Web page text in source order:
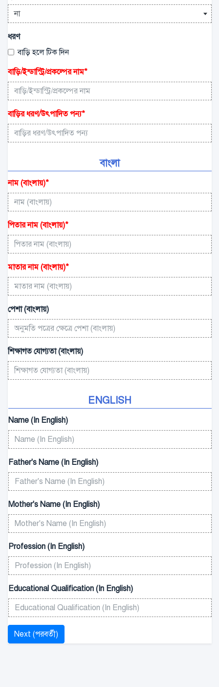
না
ধরণ
বাড়ি হলে টিক দিন
বাড়ি/ইন্ডাস্ট্রি/প্রকল্পের নাম*
বাড়ির ধরণ/উৎপাদিত পন্য*
বাংলা
নাম (বাংলায়)*
পিতার নাম (বাংলায়)*
মাতার নাম (বাংলায়)*
পেশা (বাংলায়)
শিক্ষাগত যোগ্যতা (বাংলায়)
ENGLISH
Name (In English)
Father's Name (In English)
Mother's Name (In English)
Profession (In English)
Educational Qualification (In English)
Next (পরবর্তী)